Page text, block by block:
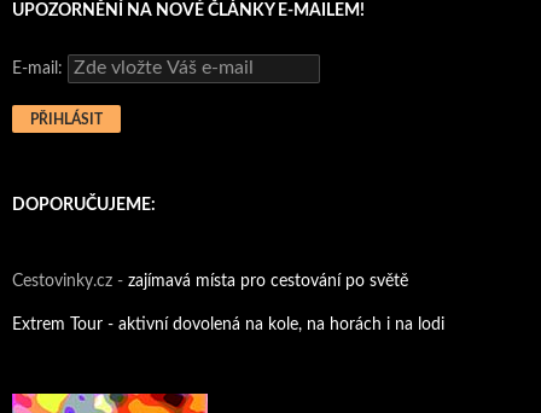
UPOZORNĚNÍ NA NOVÉ ČLÁNKY E-MAILEM!
E-mail:
DOPORUČUJEME:
Cestovinky.cz - zajímavá místa pro cestování po světě
Extrem Tour - aktivní dovolená na kole, na horách i na lodi